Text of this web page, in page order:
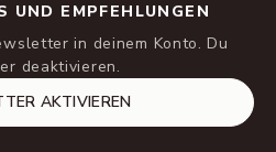
UND EMPFEHLUNGEN
in deinem Konto. Du
deaktivieren.
AKTIVIEREN